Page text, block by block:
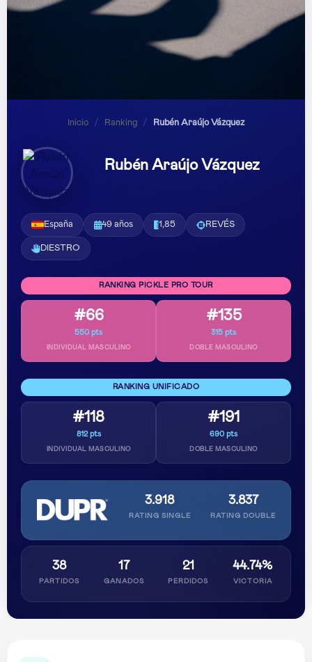
Inicio / Ranking / Rubén Araújo Vázquez
Rubén Araújo Vázquez
España 49 años 1,85 REVÉS
DIESTRO
RANKING PICKLE PRO TOUR
#66
550 pts
INDIVIDUAL MASCULINO
#135
315 pts
DOBLE MASCULINO
RANKING UNIFICADO
#118
812 pts
INDIVIDUAL MASCULINO
#191
690 pts
DOBLE MASCULINO
3.918
RATING SINGLE
3.837
RATING DOUBLE
38
PARTIDOS
17
GANADOS
21
PERDIDOS
44.74%
VICTORIA